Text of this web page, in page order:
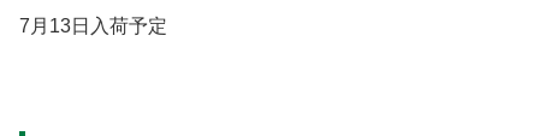
7月13日入荷予定